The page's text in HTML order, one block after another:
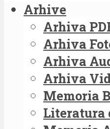
Arhive
Arhiva
Arhiva
Arhiva
Arhiva
Memoria
Literatura